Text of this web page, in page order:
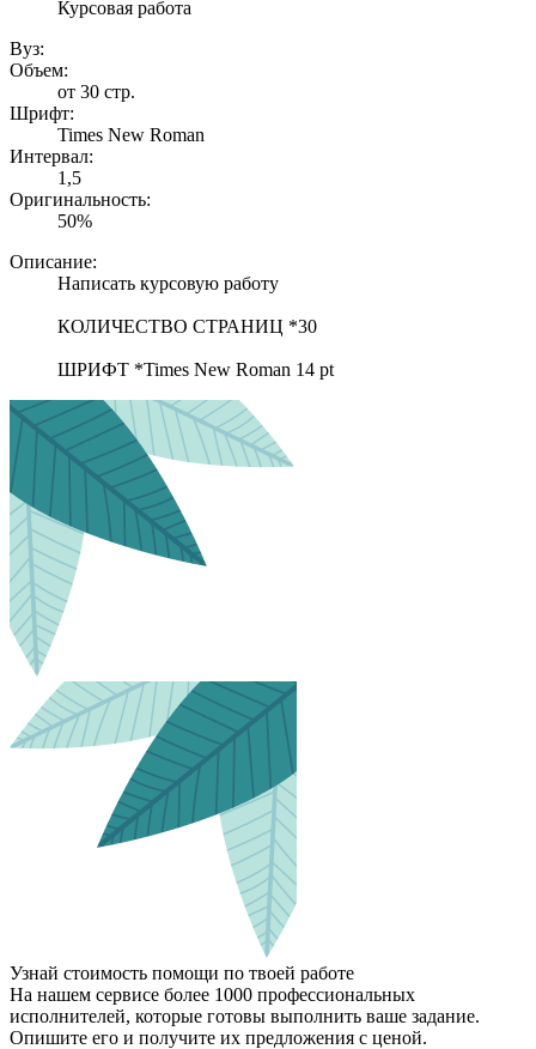
Курсовая работа
Вуз:
Объем:
от 30 стр.
Шрифт:
Times New Roman
Интервал:
1,5
Оригинальность:
50%
Описание:
Написать курсовую работу
КОЛИЧЕСТВО СТРАНИЦ *30
ШРИФТ *Times New Roman 14 pt
Узнай стоимость помощи по твоей работе
На нашем сервисе более 1000 профессиональных
исполнителей, которые готовы выполнить ваше задание.
Опишите его и получите их предложения с ценой.